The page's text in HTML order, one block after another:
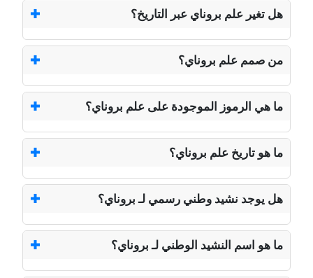
هل تغير علم بروناي عبر التاريخ؟
من صمم علم بروناي؟
ما هي الرموز الموجودة على علم بروناي؟
ما هو تاريخ علم بروناي؟
هل يوجد نشيد وطني رسمي لـ بروناي؟
ما هو اسم النشيد الوطني لـ بروناي؟